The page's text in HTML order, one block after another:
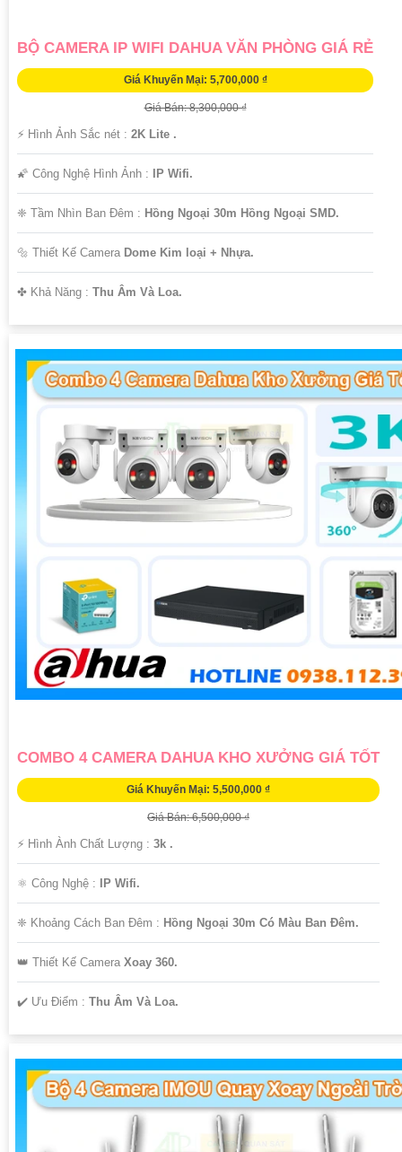
BỘ CAMERA IP WIFI DAHUA VĂN PHÒNG GIÁ RẺ
Giá Khuyến Mại: 5,700,000 ₫
Giá Bán: 8,300,000 ₫
️⚡ Hình Ảnh Sắc nét : 2K Lite .
🌠 Công Nghệ Hình Ảnh : IP Wifi.
❈ Tầm Nhìn Ban Đêm : Hồng Ngoại 30m Hồng Ngoại SMD.
🔩 Thiết Kế Camera Dome Kim loại + Nhựa.
️✤ Khả Năng : Thu Âm Và Loa.
COMBO 4 CAMERA DAHUA KHO XƯỞNG GIÁ TỐT
Giá Khuyến Mại: 5,500,000 ₫
Giá Bán: 6,500,000 ₫
️⚡ Hình Ành Chất Lượng : 3k .
⚛️ Công Nghệ : IP Wifi.
❈ Khoảng Cách Ban Đêm : Hồng Ngoại 30m Có Màu Ban Ðêm.
👑 Thiết Kế Camera Xoay 360.
️✔️ Ưu Điểm : Thu Âm Và Loa.